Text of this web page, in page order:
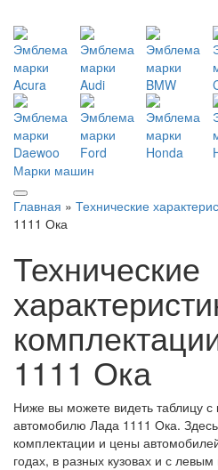
Марки машин
Главная » Технические
1111 Ока
Технические
1111 Ока
Ниже вы можете видеть таблицу
автомобилю Лада 1111 Ока.
комплектации и цены
годах, в разных кузовах и с